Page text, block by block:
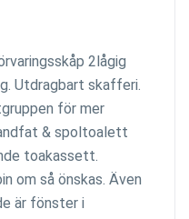
2lågig
Utdragbart skafferi.
för mer
& spoltoalett
toakassett.
om så önskas. Även
är fönster i